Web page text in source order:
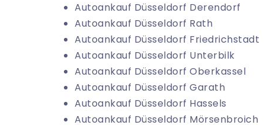
Autoankauf Düsseldorf Derendorf
Autoankauf Düsseldorf Rath
Autoankauf Düsseldorf Friedrichstadt
Autoankauf Düsseldorf Unterbilk
Autoankauf Düsseldorf Oberkassel
Autoankauf Düsseldorf Garath
Autoankauf Düsseldorf Hassels
Autoankauf Düsseldorf Mörsenbroich